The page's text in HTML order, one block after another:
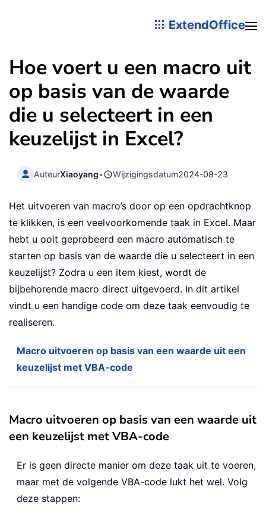
ExtendOffice
Hoe voert u een macro uit
op basis van de waarde
die u selecteert in een
keuzelijst in Excel?
AuteurXiaoyang• Wijzigingsdatum2024-08-23
Het uitvoeren van macro’s door op een opdrachtknop
te klikken, is een veelvoorkomende taak in Excel. Maar
hebt u ooit geprobeerd een macro automatisch te
starten op basis van de waarde die u selecteert in een
keuzelijst? Zodra u een item kiest, wordt de
bijbehorende macro direct uitgevoerd. In dit artikel
vindt u een handige code om deze taak eenvoudig te
realiseren.
Macro uitvoeren op basis van een waarde uit een
keuzelijst met VBA-code
Macro uitvoeren op basis van een waarde uit
een keuzelijst met VBA-code
Er is geen directe manier om deze taak uit te voeren,
maar met de volgende VBA-code lukt het wel. Volg
deze stappen: